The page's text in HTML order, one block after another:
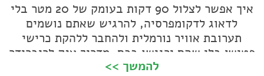
איך אפשר לצלול 90 דקות בעומק של 20 מטר בלי
לדאוג לדקומפרסיה, להרגיש שאתם נושמים
תערובת אוויר נורמלית ולהחבר ללהקת כרישי
פטישן בלי שהם ירגישו בכם. מדריך ענק לריברידר
להמשך >>